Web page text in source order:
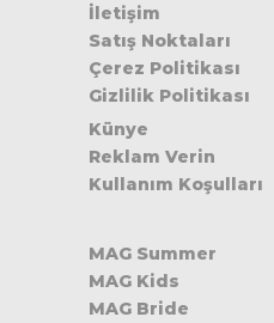
İletişim
Satış Noktaları
Çerez Politikası
Gizlilik Politikası
Künye
Reklam Verin
Kullanım Koşulları
MAG Summer
MAG Kids
MAG Bride